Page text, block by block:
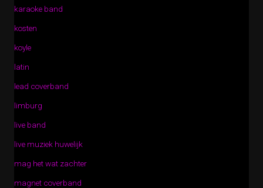
karaoke band
kosten
koyle
latin
lead coverband
limburg
live band
live muziek huwelijk
mag het wat zachter
magnet coverband